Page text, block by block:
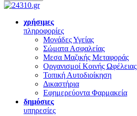
χρήσιμες
πληροφορίες
Μονάδες Υγείας
Σώματα Ασφαλείας
Μεσα Μαζικής Μεταφοράς
Οργανισμοί Κοινής Ωφέλειας
Τοπική Αυτοδιοίκηση
Δικαστήρια
Εφημερεύοντα Φαρμακεία
δημόσιες
υπηρεσίες